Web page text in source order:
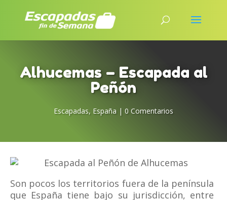
Alhucemas – Escapada al
Peñón
Escapadas, España | 0 Comentarios
Son pocos los territorios fuera de la península
que España tiene bajo su jurisdicción, entre